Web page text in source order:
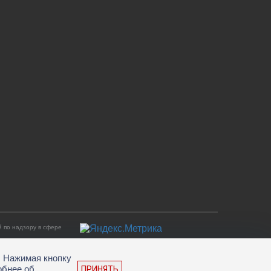
надзору в сфере
Нажимая кнопку
об